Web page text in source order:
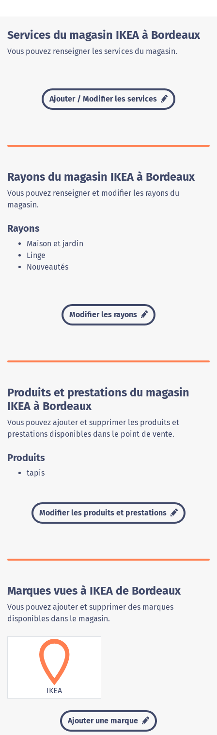
Services du magasin IKEA à Bordeaux
Vous pouvez renseigner les services du magasin.
Ajouter / Modifier les services
Rayons du magasin IKEA à Bordeaux
Vous pouvez renseigner et modifier les rayons du
magasin.
Rayons
Maison et jardin
Linge
Nouveautés
Modifier les rayons
Produits et prestations du magasin
IKEA à Bordeaux
Vous pouvez ajouter et supprimer les produits et
prestations disponibles dans le point de vente.
Produits
tapis
Modifier les produits et prestations
Marques vues à IKEA de Bordeaux
Vous pouvez ajouter et supprimer des marques
disponibles dans le magasin.
IKEA
Ajouter une marque